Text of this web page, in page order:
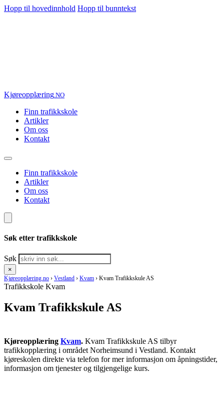
Hopp til hovedinnhold Hopp til bunntekst
Kjøreopplæring.NO
Finn trafikkskole
Artikler
Om oss
Kontakt
Finn trafikkskole
Artikler
Om oss
Kontakt
Søk etter trafikkskole
Søk
×
Kjøreopplæring.no › Vestland › Kvam › Kvam Trafikkskule AS
Trafikkskole Kvam
Kvam Trafikkskule AS
Kjøreopplæring Kvam. Kvam Trafikkskule AS tilbyr
trafikkopplæring i området Norheimsund i Vestland. Kontakt
kjøreskolen direkte via telefon for mer informasjon om åpningstider,
informasjon om tjenester og tilgjengelige kurs.